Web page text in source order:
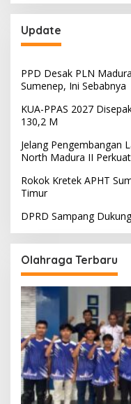
Update
PPD Desak PLN
Sumenep, Ini Sebabnya
KUA-PPAS 2027
130,2 M
Jelang Pengembangan
North Madura II
Rokok Kretek APHT
Timur
DPRD Sampang
Olahraga Terbaru